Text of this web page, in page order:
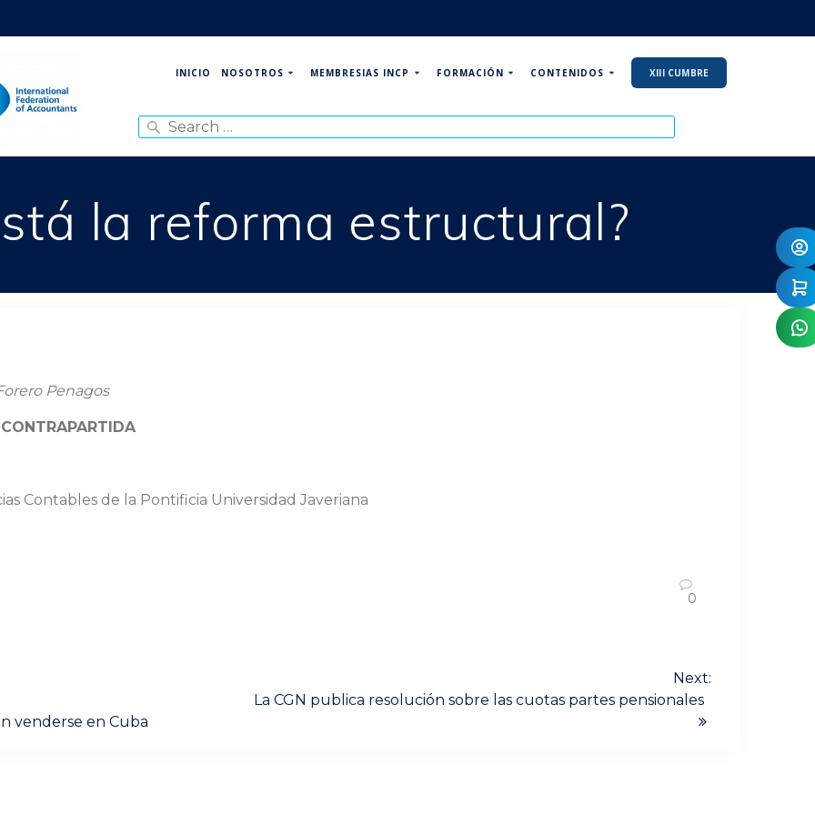
INICIO NOSOTROS MEMBRESIAS INCP FORMACIÓN CONTENIDOS XIII CUMBRE
for:
la reforma estructural?
Penagos
CONTRAPARTIDA
Contables de la Pontificia Universidad Javeriana
0
venderse en Cuba
Next:
La CGN publica resolución sobre las cuotas partes pensionales